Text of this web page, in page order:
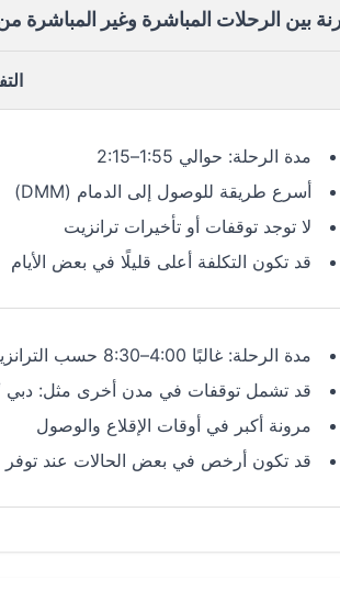
بين الرحلات المباشرة وغير المباشرة
مدة الرحلة: حوالي 1:55–2:15
أسرع طريقة للوصول إلى الدمام (DMM)
لا توجد توقفات أو تأخيرات ترانزيت
قد تكون التكلفة أعلى قليلًا في بعض الأيام
مدة الرحلة: غالبًا 4:00–8:30 حسب الترانزيت
قد تشمل توقفات في مدن أخرى مثل: دبي /
مرونة أكبر في أوقات الإقلاع والوصول
قد تكون أرخص في بعض الحالات عند